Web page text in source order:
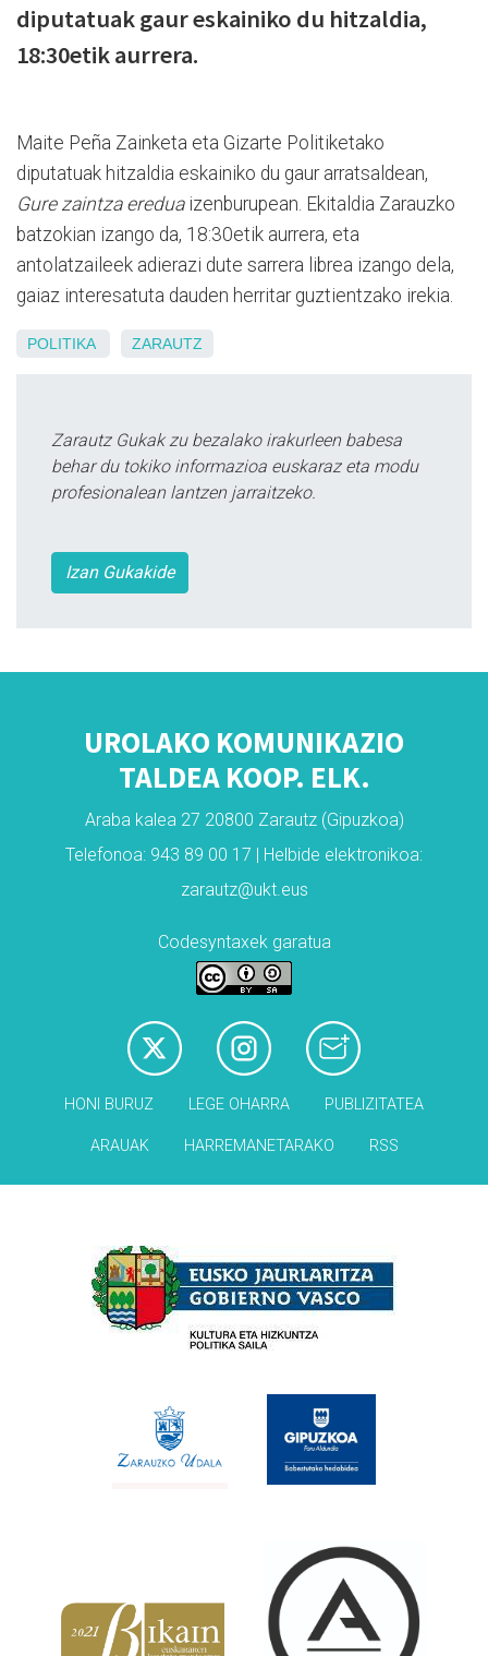
diputatuak gaur eskainiko du hitzaldia,
18:30etik aurrera.
Maite Peña Zainketa eta Gizarte Politiketako
diputatuak hitzaldia eskainiko du gaur arratsaldean,
Gure zaintza ereduaizenburupean. Ekitaldia Zarauzko
batzokian izango da, 18:30etik aurrera, eta
antolatzaileek adierazi dute sarrera librea izango dela,
gaiaz interesatuta dauden herritar guztientzako irekia.
POLITIKA ZARAUTZ
Zarautz Gukak zu bezalako irakurleen babesa
behar du tokiko informazioa euskaraz eta modu
profesionalean lantzen jarraitzeko.
Izan Gukakide
UROLAKO KOMUNIKAZIO
TALDEA KOOP. ELK.
Araba kalea 27 20800 Zarautz (Gipuzkoa)
Telefonoa: 943 89 00 17 | Helbide elektronikoa:
zarautz@ukt.eus
Codesyntaxek garatua
HONI BURUZ LEGE OHARRA PUBLIZITATEA
ARAUAK HARREMANETARAKO RSS